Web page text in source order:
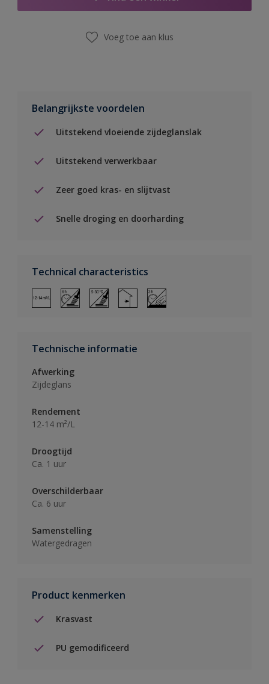
Voeg toe aan klus
Belangrijkste voordelen
Uitstekend vloeiende zijdeglanslak
Uitstekend verwerkbaar
Zeer goed kras- en slijtvast
Snelle droging en doorharding
Technical characteristics
Technische informatie
Afwerking
Zijdeglans
Rendement
12-14 m²/L
Droogtijd
Ca. 1 uur
Overschilderbaar
Ca. 6 uur
Samenstelling
Watergedragen
Product kenmerken
Krasvast
PU gemodificeerd